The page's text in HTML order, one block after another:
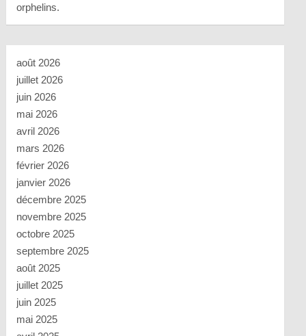
orphelins.
août 2026
juillet 2026
juin 2026
mai 2026
avril 2026
mars 2026
février 2026
janvier 2026
décembre 2025
novembre 2025
octobre 2025
septembre 2025
août 2025
juillet 2025
juin 2025
mai 2025